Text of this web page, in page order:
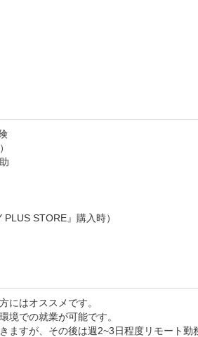
STORE』購入時）
にはオススメです。
境での就業が可能です。
ますが、その後は週2~3日程度リモート勤